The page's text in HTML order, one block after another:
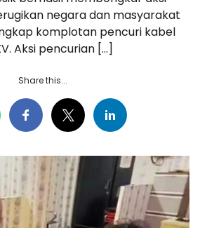
negara dan masyarakat
komplotan pencuri kabel
Aksi pencurian […]
Share this...